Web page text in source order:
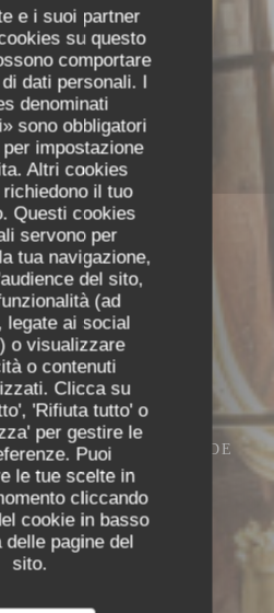
e i suoi partner
su questo
comportare
dati personali. I
denominati
sono obbligatori
impostazione
Altri cookies
il tuo
Questi cookies
servono per
tua navigazione,
del sito,
(ad
legate ai social
o visualizzare
o contenuti
Clicca su
'Rifiuta tutto' o
per gestire le
Puoi
le tue scelte in
cliccando
cookie in basso
delle pagine del
sito.
– GLACIER
13 RUE DE
75006 PARIS